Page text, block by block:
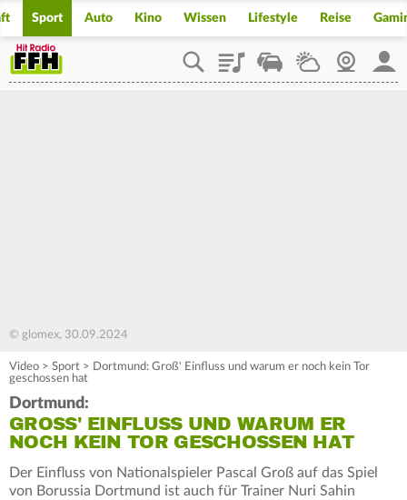
Sport Auto Kino Wissen Lifestyle Reise
PlaylistStaupilotWetterWebcam
© glomex, 30.09.2024
Video > Sport > Dortmund: Groß' Einfluss und warum er noch kein Tor
geschossen hat
Dortmund:
GROSS' EINFLUSS UND WARUM ER N
OCH KEIN TOR GESCHOSSEN HAT
Der Einfluss von Nationalspieler Pascal Groß auf das Spiel
von Borussia Dortmund ist auch für Trainer Nuri Sahin